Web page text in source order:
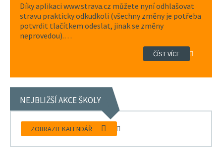
Díky aplikaci www.strava.cz můžete nyní odhlašovat
stravu prakticky odkudkoli (všechny změny je potřeba
potvrdit tlačítkem odeslat, jinak se změny
neprovedou).…
ČÍST VÍCE
NEJBLIŽŠÍ AKCE ŠKOLY
ZOBRAZIT KALENDÁŘ